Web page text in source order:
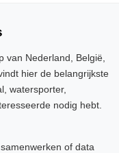
van Nederland, België,
hier de belangrijkste
watersporter,
nodig hebt.
of data